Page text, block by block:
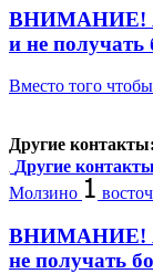
ВНИМАНИЕ!
и не получать
Вместо того
Другие контакты:
Другие
Молзино
ВНИМАНИЕ!
не получать